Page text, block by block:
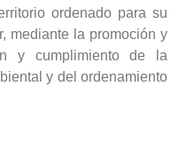
ordenado para su
mediante la promoción y
y cumplimiento de la
y del ordenamiento